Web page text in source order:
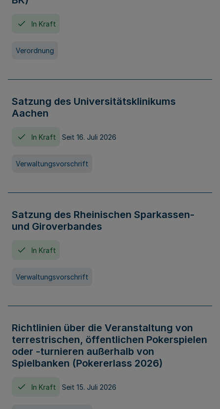
In Kraft
Verordnung
Satzung des Universitätsklinikums
Aachen
In Kraft Seit 16. Juli 2026
Verwaltungsvorschrift
Satzung des Rheinischen Sparkassen-
und Giroverbandes
In Kraft
Verwaltungsvorschrift
Richtlinien über die Veranstaltung von
terrestrischen, öffentlichen Pokerspielen
oder -turnieren außerhalb von
Spielbanken (Pokererlass 2026)
In Kraft Seit 15. Juli 2026